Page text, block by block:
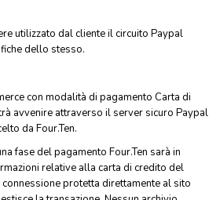
utilizzato dal cliente il circuito Paypal
dello stesso.
con modalità di pagamento Carta di
avvenire attraverso il server sicuro Paypal
da Four.Ten.
fase del pagamento Four.Ten sarà in
relative alla carta di credito del
protetta direttamente al sito